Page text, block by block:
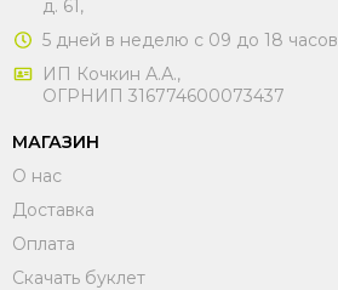
д. 61,
5 дней в неделю с 09 до 18 часов
ИП Кочкин А.А.,
ОГРНИП 316774600073437
МАГАЗИН
О нас
Доставка
Оплата
Скачать буклет